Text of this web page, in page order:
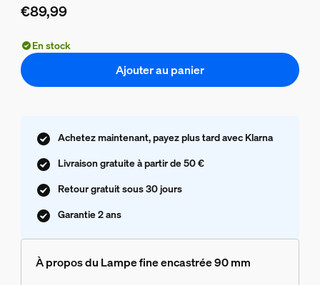
€89,99
En stock
Ajouter au panier
Achetez maintenant, payez plus tard avec Klarna
Livraison gratuite à partir de 50 €
Retour gratuit sous 30 jours
Garantie 2 ans
À propos du Lampe fine encastrée 90 mm